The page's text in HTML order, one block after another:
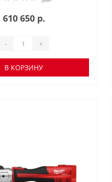
610 650 р.
- +
В КОРЗИНУ